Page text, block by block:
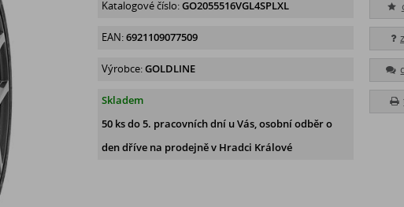
Katalogové číslo:GO2055516VGL4SPLXL
EAN:6921109077509
Výrobce:GOLDLINE
Skladem
50 ksdo 5. pracovních dní u Vás, osobní odběr o
den dříve na prodejněv Hradci Králové